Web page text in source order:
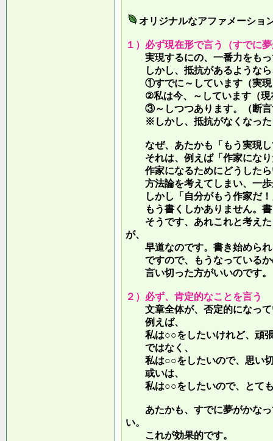
オリジナルなアファメーショ
１）必ず現在形で言う（すでに
実現するにの、一番力をもっ
しかし、抵抗があるような
①すでに～しています（実現
②私は今、～しています（現
③～しつつあります。（断言
※しかし、抵抗がなくなった
なぜ、あたかも「もう実現し
それは、例えば「作家になり
作家になるためにどうしたら
方法論を考えてしまい、一歩
しかし「自分がもう作家だ！
もう書くしかありません。書
そうです、あれこれと考えた
が、
早道なのです。書き始められ
ですので、もうなっているか
言い切った方がいいのです。
２）必ず、肯定的なことを言う
文章全体が、否定的になっ
例えば、
私は○○をしたいけれど、頑張
ではなく、
私は○○をしたいので、思い切
或いは、
私は○○をしたいので、とても
あたかも、すでに夢がかなっ
い。
これが効果的です。